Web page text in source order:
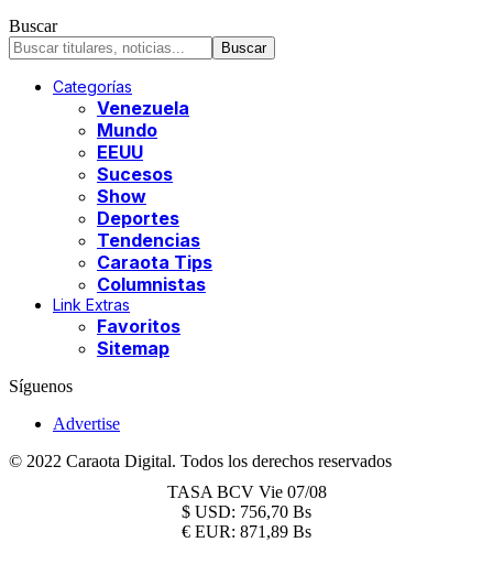
Buscar
Categorías
Venezuela
Mundo
EEUU
Sucesos
Show
Deportes
Tendencias
Caraota Tips
Columnistas
Link Extras
Favoritos
Sitemap
Síguenos
Advertise
© 2022 Caraota Digital. Todos los derechos reservados
TASA BCV Vie 07/08
$ USD: 756,70 Bs
€ EUR: 871,89 Bs